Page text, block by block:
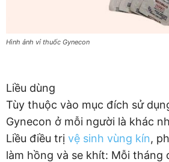
Hình ảnh vỉ thuốc Gynecon
Liều dùng
Tùy thuộc vào mục đích sử
Gynecon ở mỗi người là khác
Liều điều trị vệ sinh vùng kín,
làm hồng và se khít: Mỗi tháng